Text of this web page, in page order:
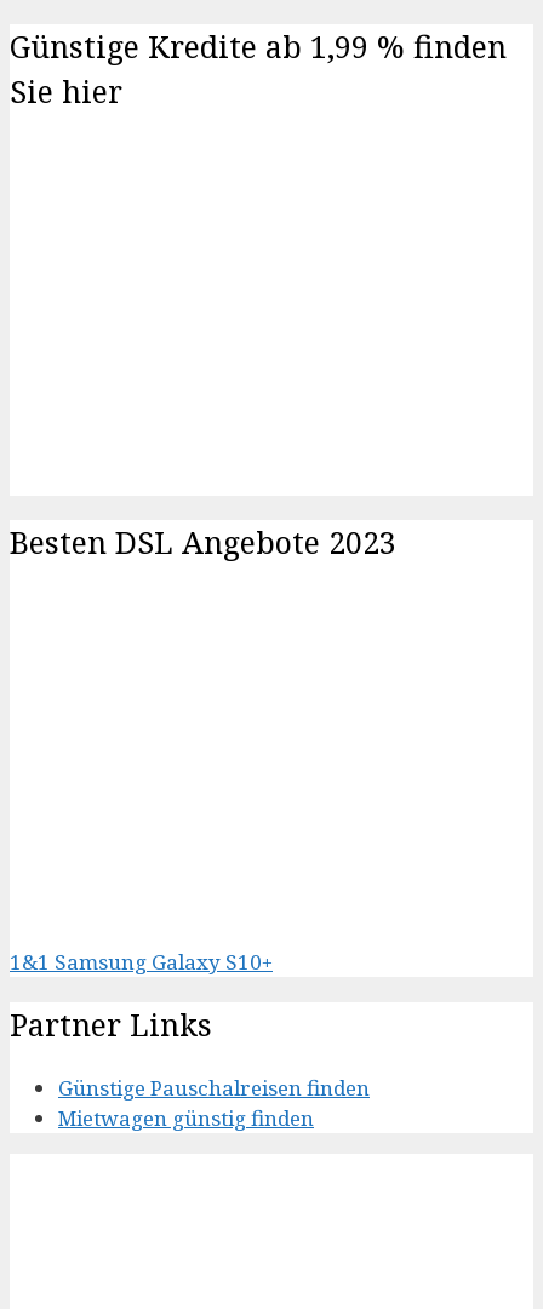
Günstige Kredite ab 1,99 % finden
Sie hier
Besten DSL Angebote 2023
1&1 Samsung Galaxy S10+
Partner Links
Günstige Pauschalreisen finden
Mietwagen günstig finden